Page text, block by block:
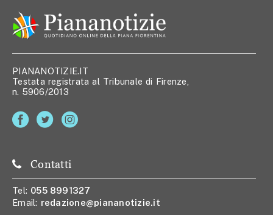
PIANANOTIZIE.IT
Testata registrata al Tribunale di Firenze,
n. 5906/2013
Contatti
Tel: 055 8991327
Email: redazione@piananotizie.it